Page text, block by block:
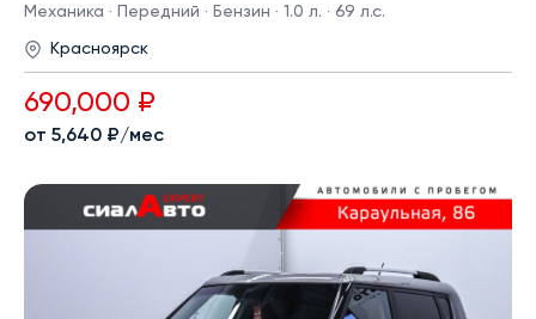
Механика · Передний · Бензин · 1.0 л. · 69 л.с.
Красноярск
690,000 ₽
от 5,640 ₽/мес